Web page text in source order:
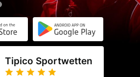
Tipico Sportwetten